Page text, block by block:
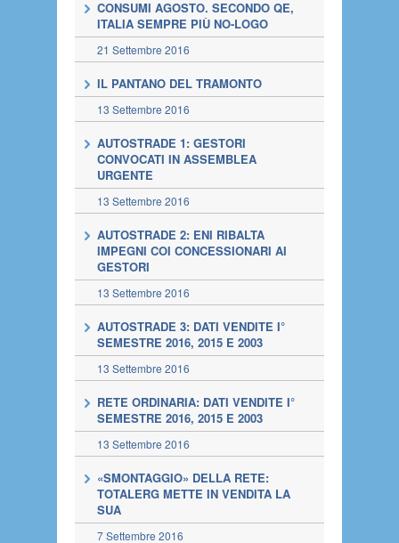
CONSUMI AGOSTO. SECONDO QE,
ITALIA SEMPRE PIÙ NO-LOGO
21 Settembre 2016
IL PANTANO DEL TRAMONTO
13 Settembre 2016
AUTOSTRADE 1: GESTORI
CONVOCATI IN ASSEMBLEA
URGENTE
13 Settembre 2016
AUTOSTRADE 2: ENI RIBALTA
IMPEGNI COI CONCESSIONARI AI
GESTORI
13 Settembre 2016
AUTOSTRADE 3: DATI VENDITE I°
SEMESTRE 2016, 2015 E 2003
13 Settembre 2016
RETE ORDINARIA: DATI VENDITE I°
SEMESTRE 2016, 2015 E 2003
13 Settembre 2016
«SMONTAGGIO» DELLA RETE:
TOTALERG METTE IN VENDITA LA
SUA
7 Settembre 2016